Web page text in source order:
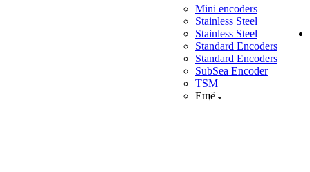
Mini encoders
Stainless Steel
Stainless Steel
Standard Encoders
Standard Encoders
SubSea Encoder
TSM
Ещё